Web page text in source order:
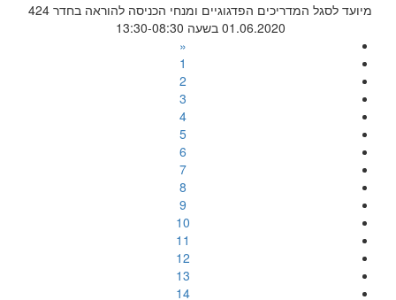
מיועד לסגל המדריכים הפדגוגיים ומנחי הכניסה להוראה בחדר 424
01.06.2020 בשעה 13:30-08:30
«
1
2
3
4
5
6
7
8
9
10
11
12
13
14